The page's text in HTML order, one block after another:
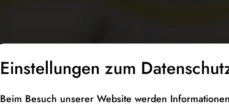
Einstellungen zum
Beim Besuch unserer Website werden